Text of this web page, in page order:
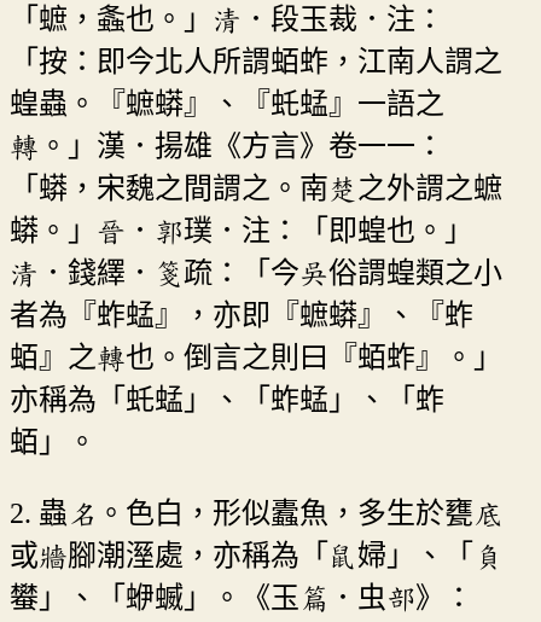
「蟅，螽也。」清．段玉裁．注：
「按：即今北人所謂蛨蚱，江南人謂之
蝗蟲。『蟅蟒』、『虴蜢』一語之
轉。」漢．揚雄《方言》卷一一：
「蟒，宋魏之間謂之。南楚之外謂之蟅
蟒。」晉．郭璞．注：「即蝗也。」
清．錢繹．箋疏：「今吳俗謂蝗類之小
者為『蚱蜢』，亦即『蟅蟒』、『蚱
蛨』之轉也。倒言之則曰『蛨蚱』。」
亦稱為「虴蜢」、「蚱蜢」、「蚱
蛨」。
2. 蟲名。色白，形似蠹魚，多生於甕底
或牆腳潮溼處，亦稱為「鼠婦」、「負
蠜」、「蛜蝛」。《玉篇．虫部》：